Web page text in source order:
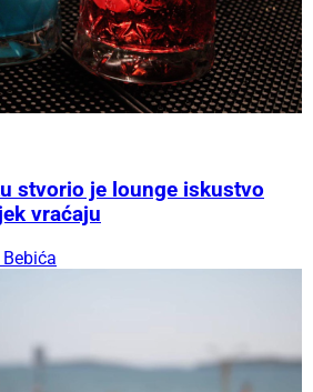
stvorio je lounge iskustvo
vraćaju